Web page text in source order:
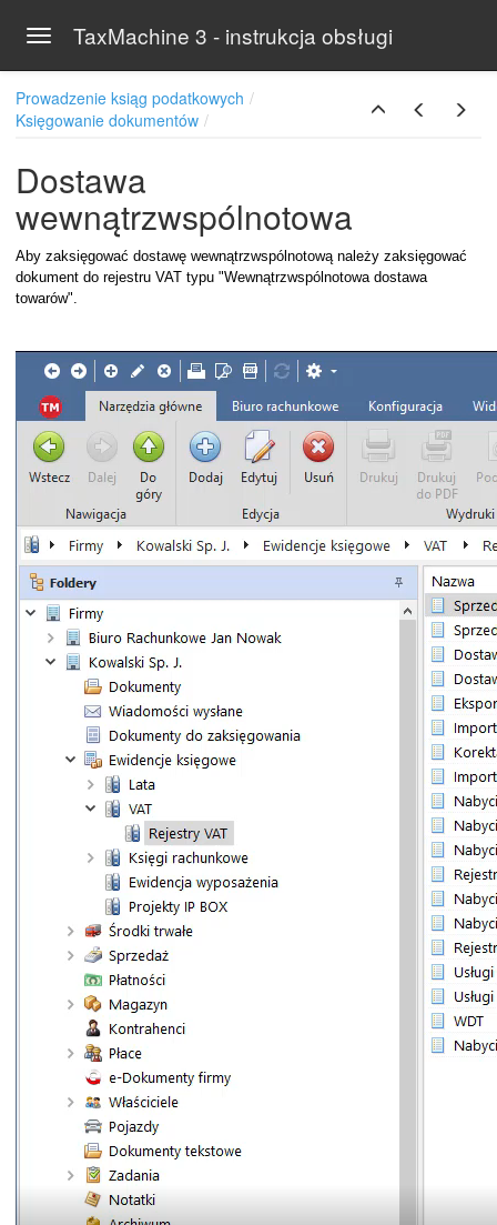
Toggle navigation
TaxMachine 3 - instrukcja obsługi
Prowadzenie ksiąg podatkowych
Księgowanie dokumentów
Dostawa
wewnątrzwspólnotowa
Aby zaksięgować dostawę wewnątrzwspólnotową należy zaksięgować
dokument do rejestru VAT typu "Wewnątrzwspólnotowa dostawa
towarów".